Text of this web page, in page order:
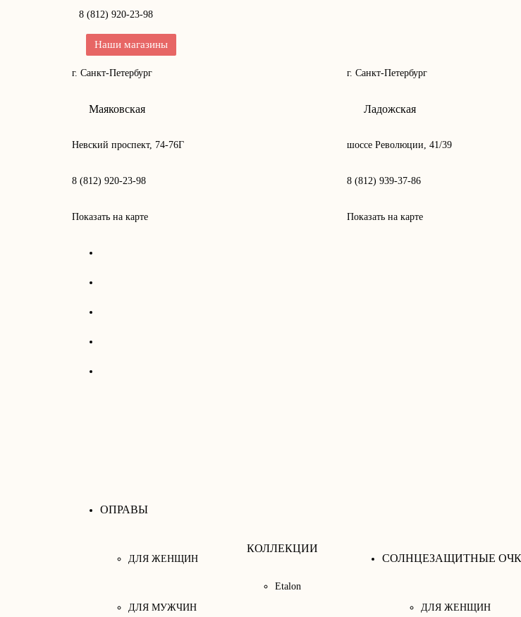
8 (812) 920-23-98
Наши магазины
г. Санкт-Петербург
Маяковская
Невский проспект, 74-76Г
8 (812) 920-23-98
Показать на карте
г. Санкт-Петербург
Ладожская
шоссе Революции, 41/39
8 (812) 939-37-86
Показать на карте
ОПРАВЫ
ДЛЯ ЖЕНЩИН
ДЛЯ МУЖЧИН
КОЛЛЕКЦИИ
Etalon
СОЛНЦЕЗАЩИТНЫЕ
ДЛЯ ЖЕНЩИН